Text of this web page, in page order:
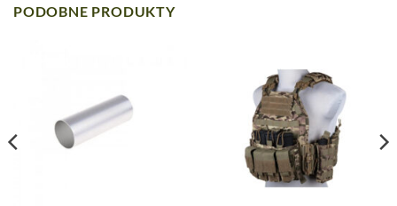
PODOBNE PRODUKTY